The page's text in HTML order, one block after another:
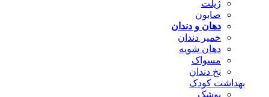
ژیلت
صابون
دهان و دندان
خمیر دندان
دهان شویه
مسواک
نخ دندان
بهداشت کودک
پوشک